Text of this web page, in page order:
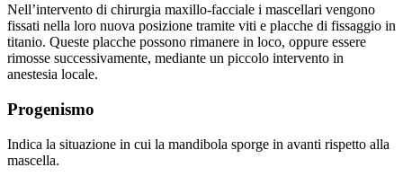
Nell’intervento di chirurgia maxillo-facciale i mascellari vengono
fissati nella loro nuova posizione tramite viti e placche di fissaggio in
titanio. Queste placche possono rimanere in loco, oppure essere
rimosse successivamente, mediante un piccolo intervento in
anestesia locale.
Progenismo
Indica la situazione in cui la mandibola sporge in avanti rispetto alla
mascella.